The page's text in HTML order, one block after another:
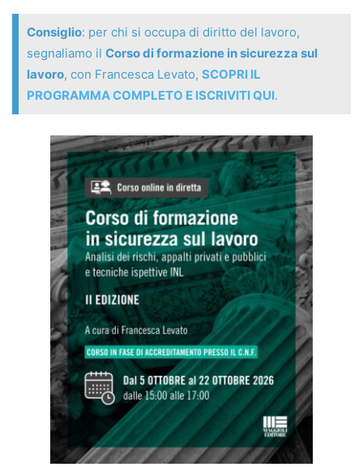
Consiglio: per chi si occupa di diritto del lavoro,
segnaliamo il Corso di formazione in sicurezza sul
lavoro, con Francesca Levato, SCOPRI IL
PROGRAMMA COMPLETO E ISCRIVITI QUI.